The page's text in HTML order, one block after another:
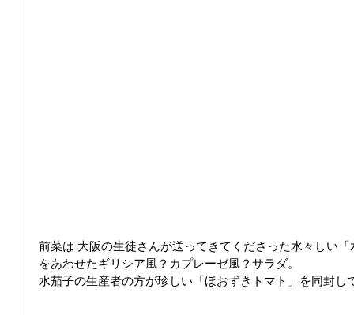
前菜は 大阪の生徒さんが送ってきてくださった水々しい
をあわせたギリシア風？カプレーゼ風？サラダ。
水茄子の生産者の方が珍しい「ほおずきトマト」を同封し